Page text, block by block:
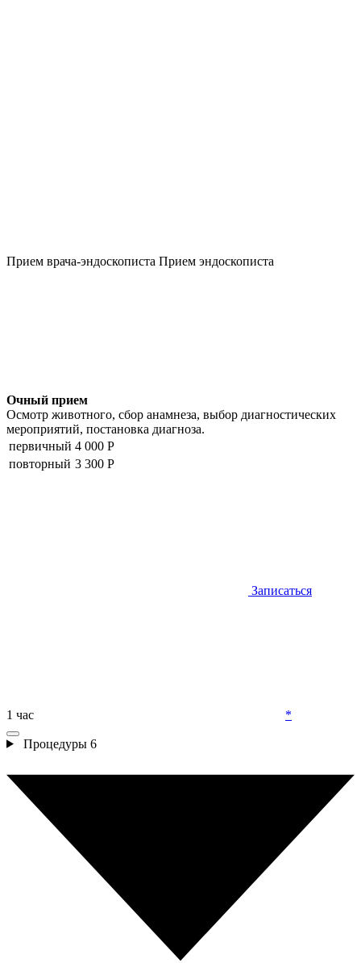
Прием врача-эндоскописта Прием эндоскописта
Очный прием
Осмотр животного, сбор анамнеза, выбор диагностических
мероприятий, постановка диагноза.
первичный 4 000 Р
повторный 3 300 Р
Записаться
1 час *
Процедуры 6